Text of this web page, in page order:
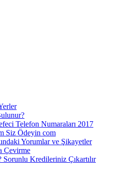
Telefon Numaraları 2017
Siz Ödeyin com
Yorumlar ve Şikayetler
Çevirme
Kredileriniz Çıkartılır